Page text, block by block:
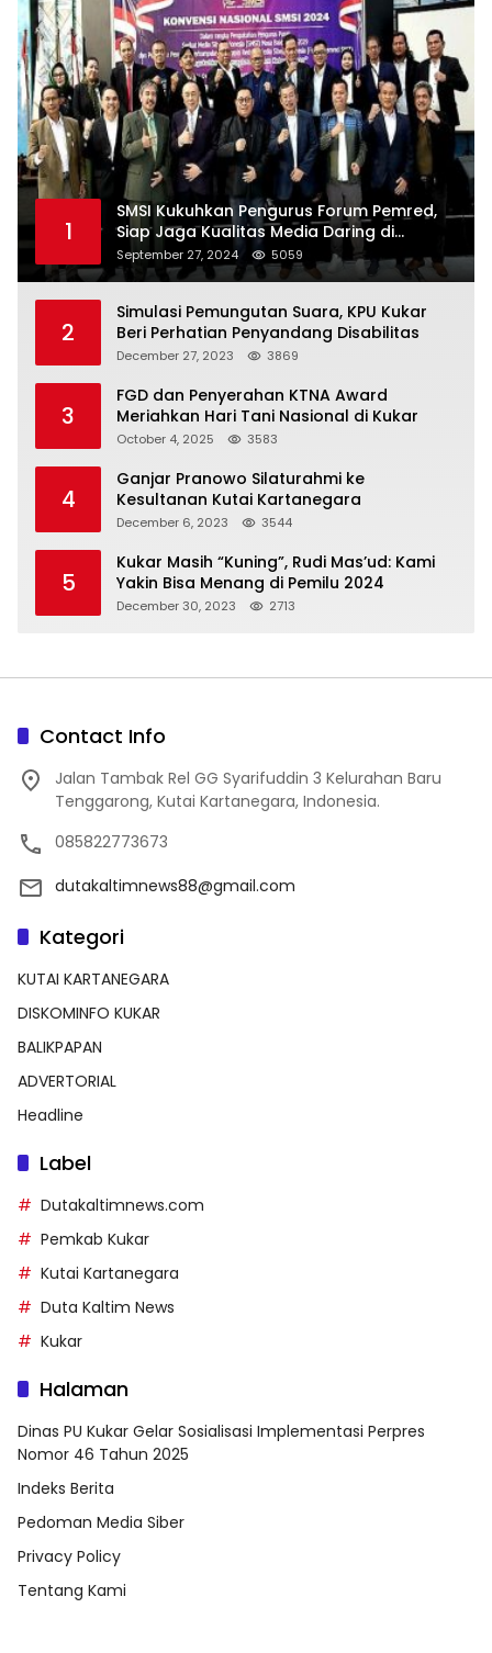
1
SMSI Kukuhkan Pengurus Forum Pemred,
Siap Jaga Kualitas Media Daring di
Indonesia
September 27, 2024 5059
2
Simulasi Pemungutan Suara, KPU Kukar
Beri Perhatian Penyandang Disabilitas
December 27, 2023 3869
3
FGD dan Penyerahan KTNA Award
Meriahkan Hari Tani Nasional di Kukar
October 4, 2025 3583
4
Ganjar Pranowo Silaturahmi ke
Kesultanan Kutai Kartanegara
December 6, 2023 3544
5
Kukar Masih “Kuning”, Rudi Mas’ud: Kami
Yakin Bisa Menang di Pemilu 2024
December 30, 2023 2713
Contact Info
Jalan Tambak Rel GG Syarifuddin 3 Kelurahan Baru
Tenggarong, Kutai Kartanegara, Indonesia.
085822773673
dutakaltimnews88@gmail.com
Kategori
KUTAI KARTANEGARA
DISKOMINFO KUKAR
BALIKPAPAN
ADVERTORIAL
Headline
Label
Dutakaltimnews.com
Pemkab Kukar
Kutai Kartanegara
Duta Kaltim News
Kukar
Halaman
Dinas PU Kukar Gelar Sosialisasi Implementasi Perpres
Nomor 46 Tahun 2025
Indeks Berita
Pedoman Media Siber
Privacy Policy
Tentang Kami